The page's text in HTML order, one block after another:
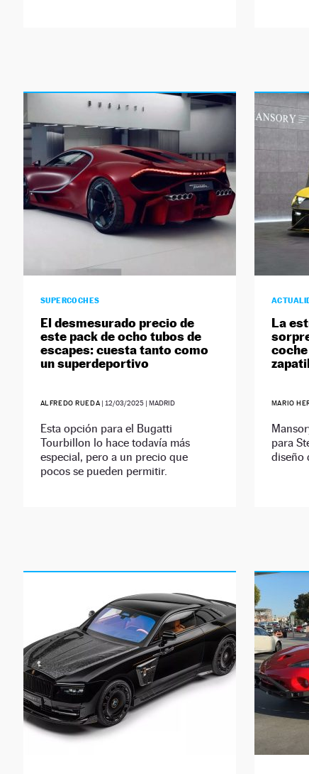
SUPERCOCHES
El desmesurado precio de
este pack de ocho tubos de
escapes: cuesta tanto como
un superdeportivo
ALFREDO RUEDA | 12/03/2025 | MADRID
Esta opción para el Bugatti
Tourbillon lo hace todavía más
especial, pero a un precio que
pocos se pueden permitir.
La
MARIO
para
diseño